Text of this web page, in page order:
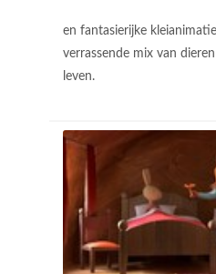
en fantasierijke
verrassende mix van
leven.